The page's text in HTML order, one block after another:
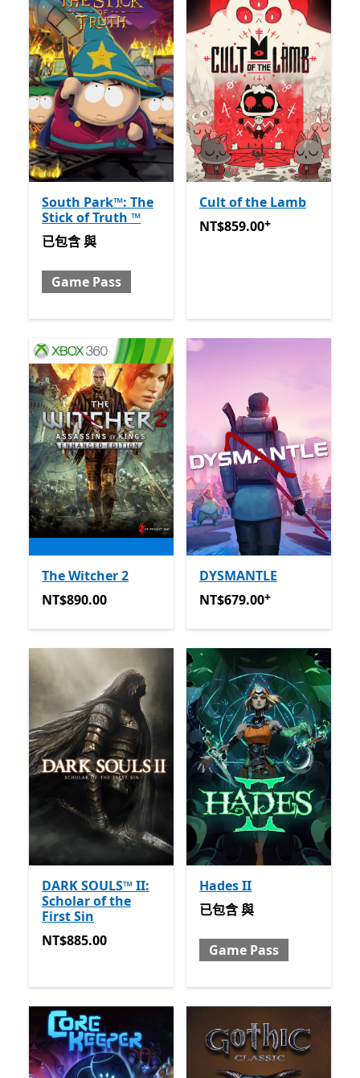
South Park™: The
Stick of Truth ™
已包含 與 Game Pass
已包含與
Game Pass
Cult of the Lamb
NT$859.00提供應用程式內
NT$859.00+
The Witcher 2
NT$890.00
NT$890.00
DYSMANTLE
NT$679.00提供應用程式內
NT$679.00+
DARK SOULS™ II:
Scholar of the
First Sin
NT$885.00
NT$885.00
Hades II
已包含 與 Game Pass
已包含與
Game Pass